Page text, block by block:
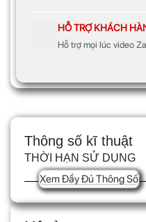
HỖ TRỢ KHÁCH
Hỗ trợ mọi lúc video
Thông số kĩ thuật
THỜI HẠN SỬ DỤNG
Xem Đầy Đủ Thông Số